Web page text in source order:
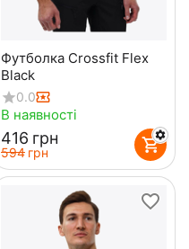
Футболка Crossfit Flex
Black
0.0
В наявності
‍416‍ грн
‍594‍ грн